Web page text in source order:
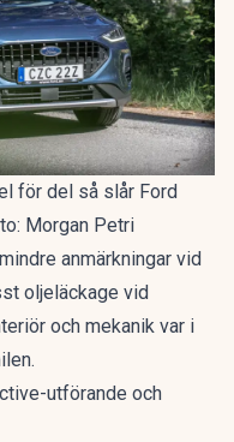
för del så slår Ford
Morgan Petri
anmärkningar vid
oljeläckage vid
och mekanik var i
utförande och